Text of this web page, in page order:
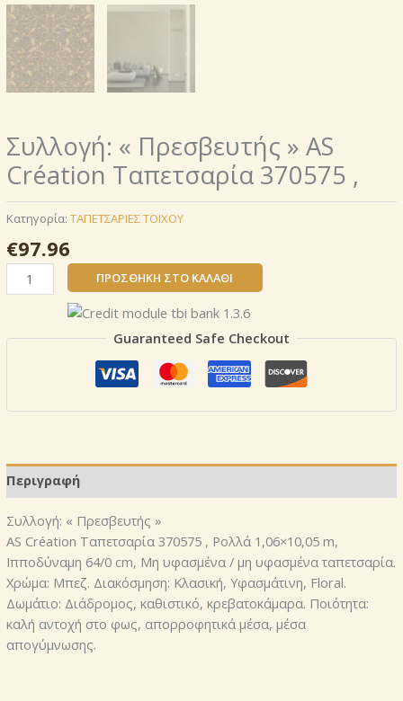
Συλλογή: « Πρεσβευτής » AS
Création Ταπετσαρία 370575 ,
Κατηγορία: ΤΑΠΕΤΣΑΡΙΕΣ ΤΟΙΧΟΥ
€97.96
Συλλογή:
«
Πρεσβευτής
»
370575
ΠΡΟΣΘΉΚΗ ΣΤΟ ΚΑΛΆΘΙ
Guaranteed Safe Checkout
Περιγραφή
Συλλογή: « Πρεσβευτής »
AS Création Ταπετσαρία 370575 , Ρολλά 1,06×10,05 m,
Ιπποδύναμη 64/0 cm, Μη υφασμένα / μη υφασμένα ταπετσαρία.
Χρώμα: Μπεζ. Διακόσμηση: Κλασική, Υφασμάτινη, Floral.
Δωμάτιο: Διάδρομος, καθιστικό, κρεβατοκάμαρα. Ποιότητα:
καλή αντοχή στο φως, απορροφητικά μέσα, μέσα
απογύμνωσης.